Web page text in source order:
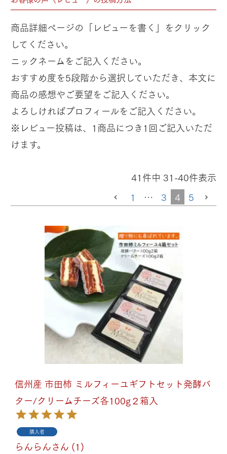
商品詳細ページの「レビューを書く」をクリック
してください。
ニックネームをご記入ください。
おすすめ度を5段階から選択していただき、本文に
商品の感想やご要望をご記入ください。
よろしければプロフィールをご記入ください。
※レビュー投稿は、1商品につき1回ご記入いただ
けます。
41件中 31-40件表示
1
… 3 4 5
信州産 市田柿 ミルフィーユギフトセット発酵バ
ター/クリームチーズ各100g２箱入
購入者
らんらん 1